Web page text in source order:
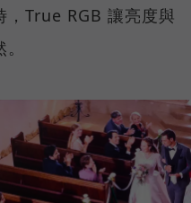
，True RGB 讓亮度與